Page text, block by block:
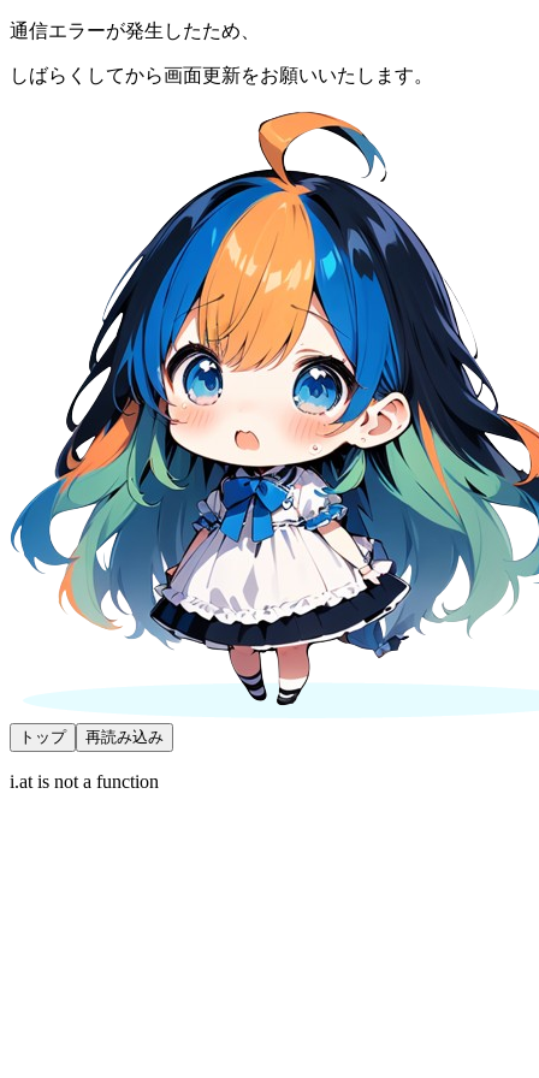
通信エラーが発生したため、
しばらくしてから画面更新をお願いいたします。
トップ 再読み込み
i.at is not a function